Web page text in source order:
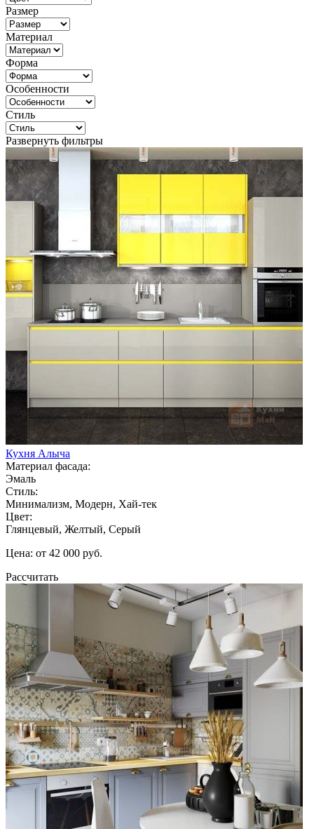
Размер
Материал
Форма
Особенности
Стиль
Развернуть фильтры
Кухня Алыча
Материал фасада:
Эмаль
Стиль:
Минимализм, Модерн, Хай-тек
Цвет:
Глянцевый, Желтый, Серый
Цена: от 42 000 руб.
Рассчитать